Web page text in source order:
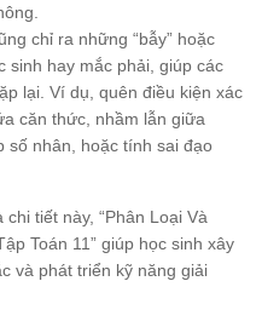
chỉ ra những “bẫy” hoặc
sinh hay mắc phải, giúp các
lại. Ví dụ, quên điều kiện xác
căn thức, nhầm lẫn giữa
số nhân, hoặc tính sai đạo
tiết này, “Phân Loại Và
Toán 11” giúp học sinh xây
và phát triển kỹ năng giải